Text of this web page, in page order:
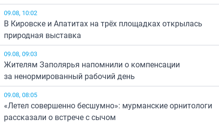
09.08, 10:02
В Кировске и Апатитах на трёх площадках открылась
природная выставка
09.08, 09:03
Жителям Заполярья напомнили о компенсации
за ненормированный рабочий день
09.08, 08:05
«Летел совершенно бесшумно»: мурманские орнитологи
рассказали о встрече с сычом